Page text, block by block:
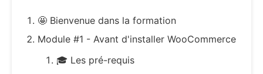
🤩 Bienvenue dans la formation
Module #1 - Avant d'installer WooCommerce
🎓 Les pré-requis